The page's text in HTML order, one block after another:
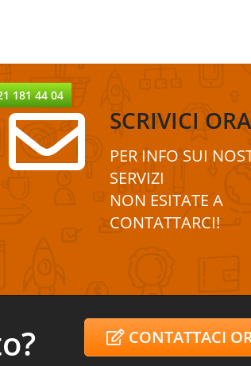
181 44 04
SCRIVICI ORA
PER INFO SUI
SERVIZI
NON ESITATE A
CONTATTARCI!
CONTATTACI